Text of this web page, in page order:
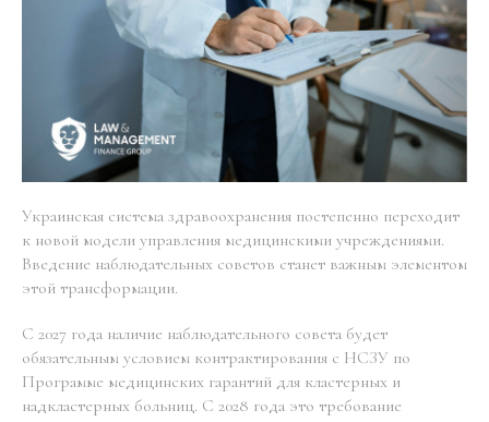
Украинская система здравоохранения постепенно переходит
к новой модели управления медицинскими учреждениями.
Введение наблюдательных советов станет важным элементом
этой трансформации.
С 2027 года наличие наблюдательного совета будет
обязательным условием контрактирования с НСЗУ по
Программе медицинских гарантий для кластерных и
надкластерных больниц. С 2028 года это требование